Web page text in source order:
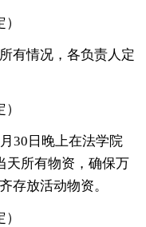
情况，各负责人定
30日晚上在法学院
天所有物资，确保万
存放活动物资。